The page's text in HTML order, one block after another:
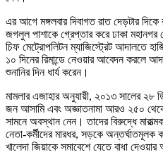
এর আগে মঙ্গলবার দিবাগত রাত দেড়টার দিকে
জগলুল পাশাকে গ্রেপ্তার করে ঢাকা মহানগর
চিফ মেট্রোপলিটন ম্যাজিস্ট্রেট আদালতে
১০ দিনের রিমান্ডে নেওয়ার আবেদন করলে
শুনানির দিন ধার্য করেন।
মামলার এজাহার অনুযায়ী, ২০১৩ সালের
জন আসামি এবং অজ্ঞাতনামা আরও ২৫০
সামনে অবস্থান নেন। তাদের বিরুদ্ধে
নেতা-কর্মীদের মারধর, সড়কে অন্তর্ঘাতমূলক
খালেদা জিয়াকে সমাবেশে যেতে বাধা